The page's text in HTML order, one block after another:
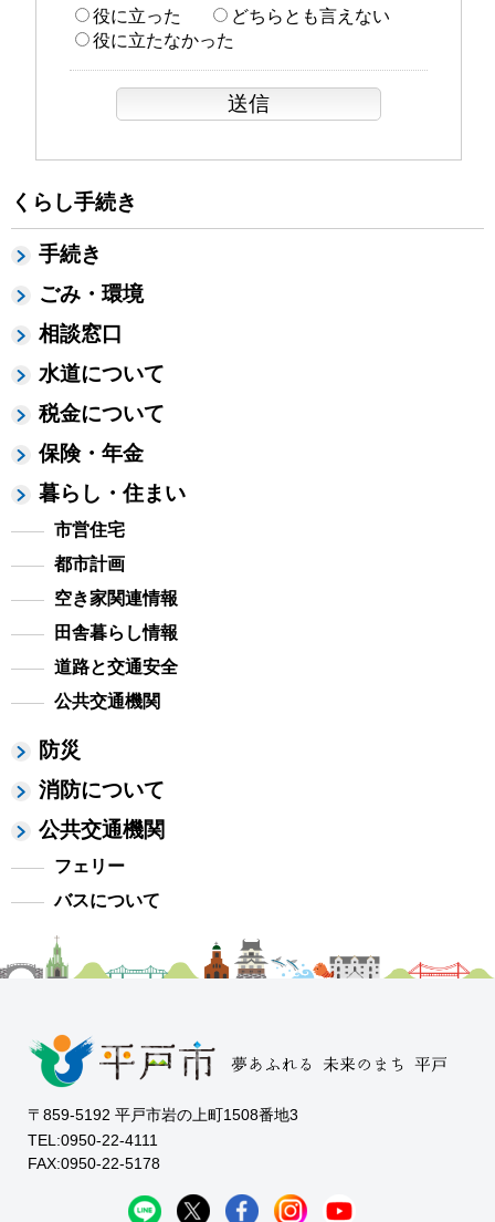
くらし手続き
手続き
ごみ・環境
相談窓口
水道について
税金について
保険・年金
暮らし・住まい
市営住宅
都市計画
空き家関連情報
田舎暮らし情報
道路と交通安全
公共交通機関
防災
消防について
公共交通機関
フェリー
バスについて
役に立った
どちらとも言えない
役に立たなかった
〒859-5192 平戸市岩の上町1508番地3
TEL:0950-22-4111
FAX:0950-22-5178